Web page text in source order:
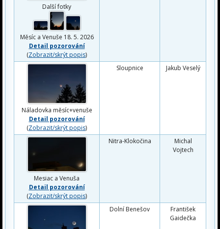
Další fotky
Měsíc a Venuše 18. 5. 2026
Detail pozorování
(Zobrazit/skrýt popis)
Náladovka měsíc+venuše
Detail pozorování
(Zobrazit/skrýt popis)
Sloupnice Jakub Veselý
Mesiac a Venuša
Detail pozorování
(Zobrazit/skrýt popis)
Nitra-Klokočina
Michal
Vojtech
Dolní Benešov
František
Gaidečka